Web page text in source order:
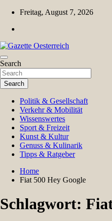
Skip
content
Freitag, August 7, 2026
Gazette Oesterreich
Magazin für Freizeit, Politik, Kultur
Search
Search
Politik & Gesellschaft
Verkehr & Mobilität
Wissenswertes
Sport & Freizeit
Kunst & Kultur
Genuss & Kulinarik
Tipps & Ratgeber
Home
Fiat 500 Hey Google
Schlagwort: